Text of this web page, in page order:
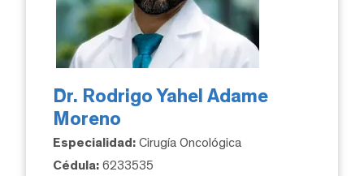
Dr. Rodrigo Yahel Adame
Moreno
Especialidad: Cirugía Oncológica
Cédula: 6233535